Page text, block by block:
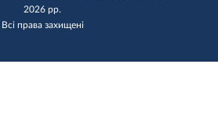
2026 рр.
Всі права захищені